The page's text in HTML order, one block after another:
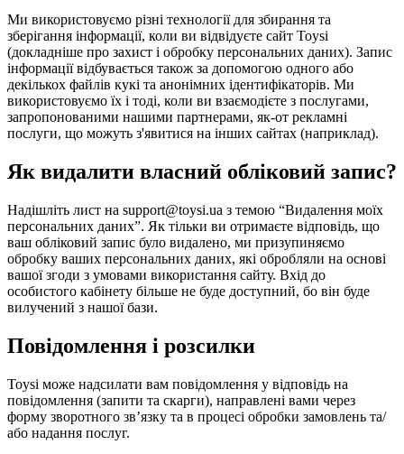
Ми використовуємо різні технології для збирання та
зберігання інформації, коли ви відвідуєте сайт Toysi
(докладніше про захист і обробку персональних даних). Запис
інформації відбувається також за допомогою одного або
декількох файлів кукі та анонімних ідентифікаторів. Ми
використовуємо їх і тоді, коли ви взаємодієте з послугами,
запропонованими нашими партнерами, як-от рекламні
послуги, що можуть з'явитися на інших сайтах (наприклад).
Як видалити власний обліковий запис?
Надішліть лист на support@toysi.ua з темою “Видалення моїх
персональних даних”. Як тільки ви отримаєте відповідь, що
ваш обліковий запис було видалено, ми призупиняємо
обробку ваших персональних даних, які обробляли на основі
вашої згоди з умовами використання сайту. Вхід до
особистого кабінету більше не буде доступний, бо він буде
вилучений з нашої бази.
Повідомлення і розсилки
Toysi може надсилати вам повідомлення у відповідь на
повідомлення (запити та скарги), направлені вами через
форму зворотного зв’язку та в процесі обробки замовлень та/
або надання послуг.